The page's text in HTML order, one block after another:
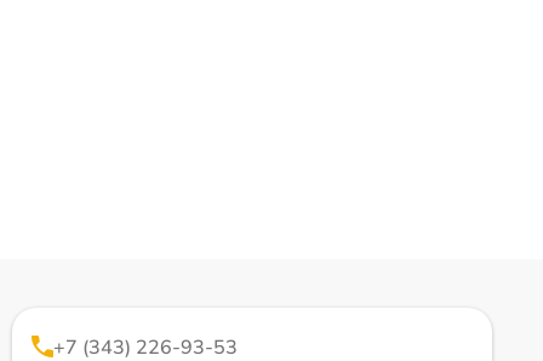
+7 (343) 226-93-53